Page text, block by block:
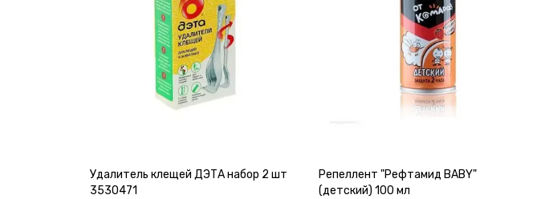
Удалитель клещей ДЭТА набор 2 шт
3530471
Репеллент "Рефтамид BABY"
(детский) 100 мл